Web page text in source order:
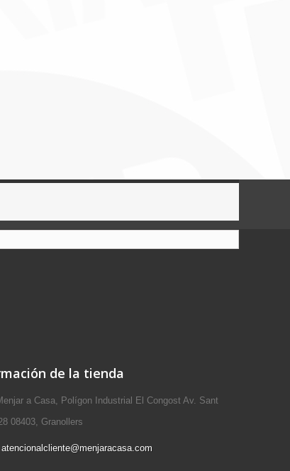
de la tienda
a Casa, Polígon Industrial El Congost Av. Sant
08403, Granollers
atencionalcliente@menjaracasa.com